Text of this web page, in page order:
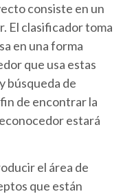
consiste en un
El clasificador toma
en una forma
que usa estas
búsqueda de
de encontrar la
estará
el área de
que están